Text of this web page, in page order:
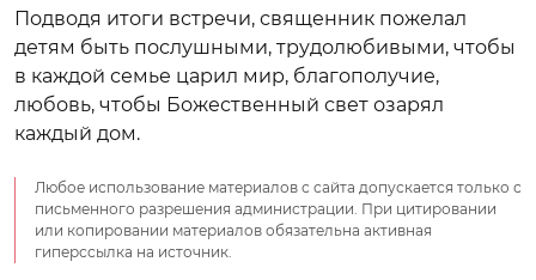
Подводя итоги встречи, священник пожелал
детям быть послушными, трудолюбивыми, чтобы
в каждой семье царил мир, благополучие,
любовь, чтобы Божественный свет озарял
каждый дом.
Любое использование материалов с сайта допускается только с
письменного разрешения администрации. При цитировании
или копировании материалов обязательна активная
гиперссылка на источник.